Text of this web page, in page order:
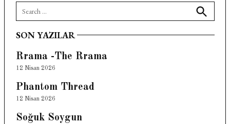
Search
for:
Search
SON YAZILAR
Rrama -The Rrama
12 Nisan 2026
Phantom Thread
12 Nisan 2026
Soğuk Soygun